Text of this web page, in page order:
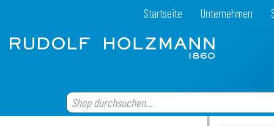
Startseite Unternehmen